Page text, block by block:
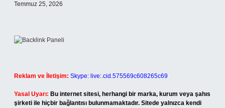
Temmuz 25, 2026
Reklam ve İletişim: Skype: live:.cid.575569c608265c69
Yasal Uyarı: Bu internet sitesi, herhangi bir marka, kurum veya şahıs
şirketi ile hiçbir bağlantısı bulunmamaktadır. Sitede yalnızca kendi